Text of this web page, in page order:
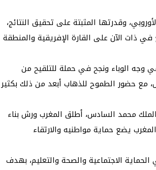
وقدرتها المثبتة على تحقيق النتائج،
في ذات الآن على القارة الإفريقية والمنطقة
وجه الوباء ونجح في حملة للتلقيح من
بشكل كامل، مع حضور الطموح للذهاب أبعد من ذلك بكثير
محمد السادس، أطلق المغرب ورش بناء
يضع حماية مواطنيه والارتقاء
الحماية الاجتماعية والصحة والتعليم، بهدف